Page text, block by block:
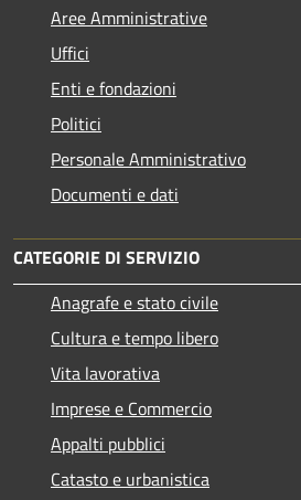
Aree Amministrative
Uffici
Enti e fondazioni
Politici
Personale Amministrativo
Documenti e dati
CATEGORIE DI SERVIZIO
Anagrafe e stato civile
Cultura e tempo libero
Vita lavorativa
Imprese e Commercio
Appalti pubblici
Catasto e urbanistica